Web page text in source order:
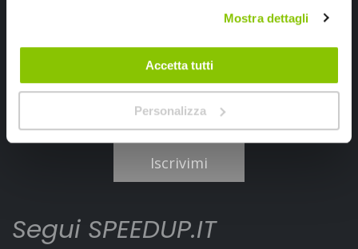
Mostra dettagli
Accetta tutti
Personalizza
Ho letto e accettato il documentoprivacy policy
Iscrivimi
Segui SPEEDUP.IT